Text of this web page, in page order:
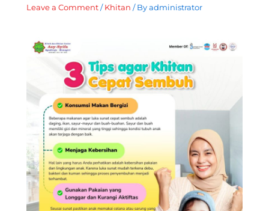
Leave a Comment / Khitan / Byadministrator